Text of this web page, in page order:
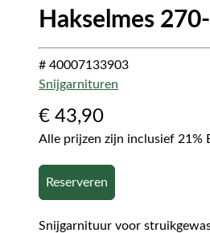
Hakselmes
# 40007133903
Snijgarnituren
€ 43,90
Alle prijzen zijn inclusief 21%
Reserveren
Snijgarnituur voor